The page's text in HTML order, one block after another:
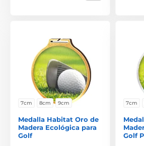
7cm 8cm 9cm
Medalla Habitat Oro de
Madera Ecológica para
Golf
7cm
Golf